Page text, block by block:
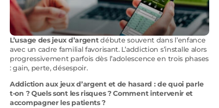
L’usage des jeux d’argentdébute souvent dans l’enfance
avec un cadre familial favorisant. L’addiction s’installe alors
progressivement parfois dès l’adolescence en trois phases
: gain, perte, désespoir.
Addiction aux jeux d’argent et de hasard : de quoi parle
t-on ? Quels sont les risques ? Comment intervenir et
accompagner les patients ?